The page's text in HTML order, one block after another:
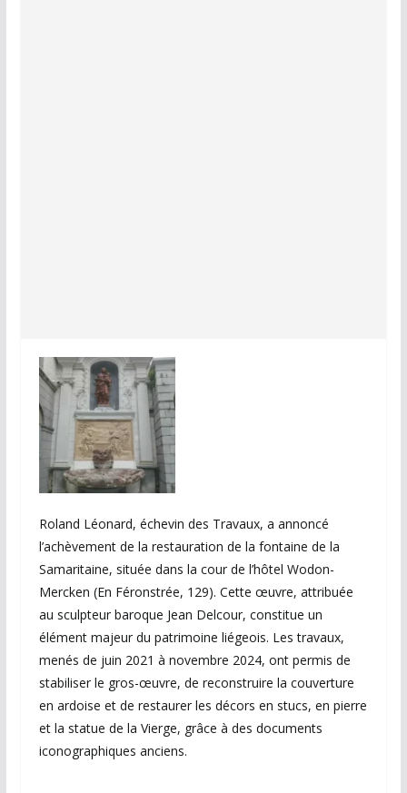
Roland Léonard, échevin des Travaux, a annoncé
l’achèvement de la restauration de la fontaine de la
Samaritaine, située dans la cour de l’hôtel Wodon-
Mercken (En Féronstrée, 129). Cette œuvre, attribuée
au sculpteur baroque Jean Delcour, constitue un
élément majeur du patrimoine liégeois. Les travaux,
menés de juin 2021 à novembre 2024, ont permis de
stabiliser le gros-œuvre, de reconstruire la couverture
en ardoise et de restaurer les décors en stucs, en pierre
et la statue de la Vierge, grâce à des documents
iconographiques anciens.